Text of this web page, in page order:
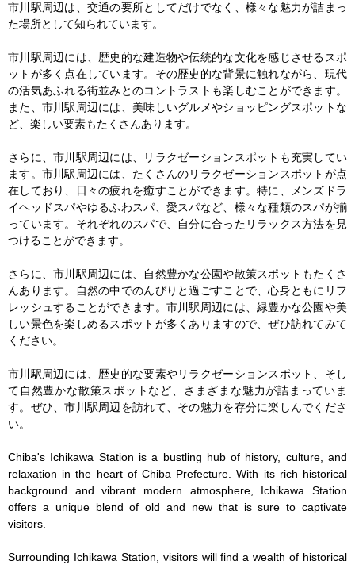
市川駅周辺は、交通の要所としてだけでなく、様々な魅力が詰まっ
た場所として知られています。
市川駅周辺には、歴史的な建造物や伝統的な文化を感じさせるスポ
ットが多く点在しています。その歴史的な背景に触れながら、現代
の活気あふれる街並みとのコントラストも楽しむことができます。
また、市川駅周辺には、美味しいグルメやショッピングスポットな
ど、楽しい要素もたくさんあります。
さらに、市川駅周辺には、リラクゼーションスポットも充実してい
ます。市川駅周辺には、たくさんのリラクゼーションスポットが点
在しており、日々の疲れを癒すことができます。特に、メンズドラ
イヘッドスパやゆるふわスパ、愛スパなど、様々な種類のスパが揃
っています。それぞれのスパで、自分に合ったリラックス方法を見
つけることができます。
さらに、市川駅周辺には、自然豊かな公園や散策スポットもたくさ
んあります。自然の中でのんびりと過ごすことで、心身ともにリフ
レッシュすることができます。市川駅周辺には、緑豊かな公園や美
しい景色を楽しめるスポットが多くありますので、ぜひ訪れてみて
ください。
市川駅周辺には、歴史的な要素やリラクゼーションスポット、そし
て自然豊かな散策スポットなど、さまざまな魅力が詰まっていま
す。ぜひ、市川駅周辺を訪れて、その魅力を存分に楽しんでくださ
い。
Chiba's Ichikawa Station is a bustling hub of history, culture, and
relaxation in the heart of Chiba Prefecture. With its rich historical
background and vibrant modern atmosphere, Ichikawa Station
offers a unique blend of old and new that is sure to captivate
visitors.
Surrounding Ichikawa Station, visitors will find a wealth of historical